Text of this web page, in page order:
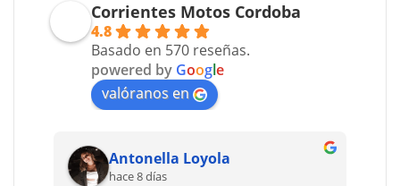
Corrientes Motos Cordoba
4.8
Basado en 570 reseñas.
powered by Google
valóranos en
Antonella Loyola
hace 8 días